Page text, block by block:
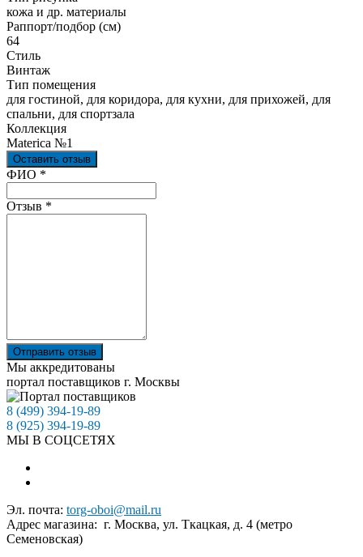
кожа и др. материалы
Раппорт/подбор (см)
64
Стиль
Винтаж
Тип помещения
для гостиной, для коридора, для кухни, для прихожей, для
спальни, для спортзала
Коллекция
Materica №1
Оставить отзыв
Ваш отзыв был отправлен!
ФИО *
Отзыв *
Отправить отзыв
Мы аккредитованы
портал поставщиков г. Москвы
8 (499) 394-19-89
8 (925) 394-19-89
МЫ В СОЦСЕТЯХ
Эл. почта: torg-oboi@mail.ru
Адрес магазина: г. Москва, ул. Ткацкая, д. 4 (метро
Семеновская)